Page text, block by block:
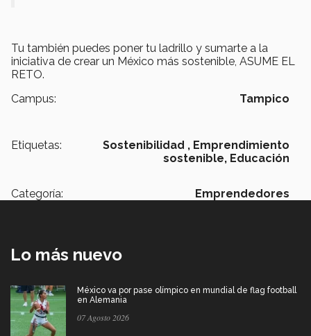
Tu también puedes poner tu ladrillo y sumarte a la
iniciativa de crear un México más sostenible, ASUME EL
RETO.
Campus:
Tampico
Etiquetas: Sostenibilidad , Emprendimiento
sostenible, Educación
Categoría: Emprendedores
Lo más nuevo
México va por pase olímpico en mundial de flag football
en Alemania
07 Agosto 2026